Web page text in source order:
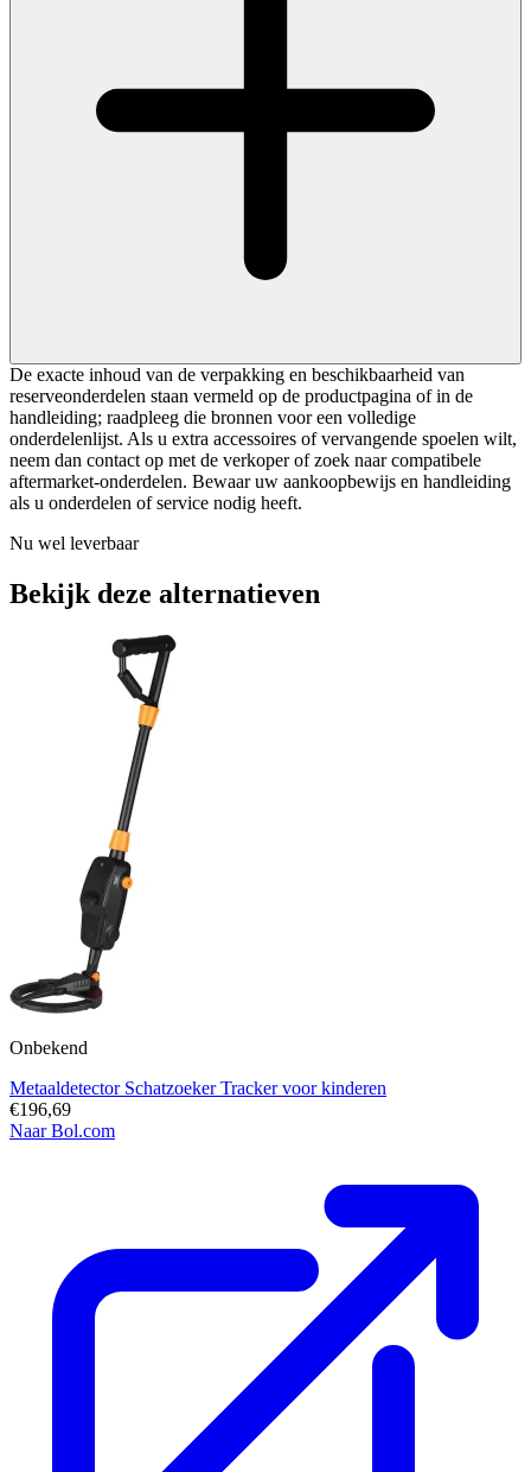
De exacte inhoud van de verpakking en beschikbaarheid van
reserveonderdelen staan vermeld op de productpagina of in de
handleiding; raadpleeg die bronnen voor een volledige
onderdelenlijst. Als u extra accessoires of vervangende spoelen wilt,
neem dan contact op met de verkoper of zoek naar compatibele
aftermarket-onderdelen. Bewaar uw aankoopbewijs en handleiding
als u onderdelen of service nodig heeft.
Nu wel leverbaar
Bekijk deze alternatieven
Onbekend
Metaaldetector Schatzoeker Tracker voor kinderen
€196,69
Naar Bol.com